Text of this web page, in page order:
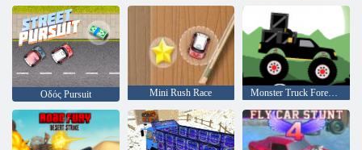
Οδός Pursuit Mini Rush Race Monster Truck Forest-Παράδοση